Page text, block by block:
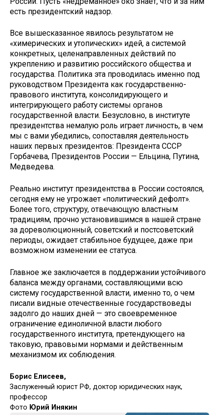
есть президентский надзор.
Все вышесказанное явилось ре­зультатом не
«химерических и уто­пических» идей, а системой
конкрет­ных, целенаправленных действий по
укреплению и развитию российского общества и
государства. Политика эта проводилась именно под
руководством Президента как государственно-
право­вого института, консолидирующего и
интегрирующего работу системы орга­нов
государственной власти. Безуслов­но, в институте
президентства нема­лую роль играет личность, в чем
мы с вами убедились, сопоставляя деятель­ность
наших первых президентов: Пре­зидента СССР
Горбачева, Президентов России — Ельцина, Путина,
Медведева.
Реально институт президентства в России состоялся,
сегодня ему не угро­жает «политический дефолт».
Более то­го, структуру, отвечающую властным
традициям, прочно установившимся в нашей стране
за дореволюционный, советский и постсоветский
периоды, ожидает стабильное будущее, даже при
возможном изменении ее статуса.
Главное же заключается в поддержании устойчивого
баланса между органами, составляющими всю
систему государственной власти, именно то, о чем
писали видные отечественные государствоведы
задолго до наших дней — это своевременное
ограничение единоличной власти любого
государственного института, претендующего на
таковую, правовыми нормами и действенным
механизмом их соблюдения.
Борис Елисеев,
Заслуженный юрист РФ, доктор юридических наук,
профессор
Фото Юрий Инякин